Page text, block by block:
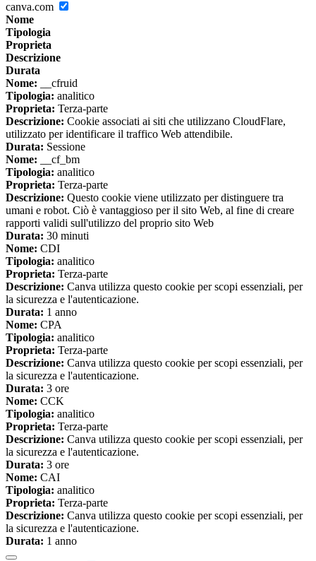
canva.com
Nome
Tipologia
Proprieta
Descrizione
Durata
Nome: __cfruid
Tipologia: analitico
Proprieta: Terza-parte
Descrizione: Cookie associati ai siti che utilizzano CloudFlare,
utilizzato per identificare il traffico Web attendibile.
Durata: Sessione
Nome: __cf_bm
Tipologia: analitico
Proprieta: Terza-parte
Descrizione: Questo cookie viene utilizzato per distinguere tra
umani e robot. Ciò è vantaggioso per il sito Web, al fine di creare
rapporti validi sull'utilizzo del proprio sito Web
Durata: 30 minuti
Nome: CDI
Tipologia: analitico
Proprieta: Terza-parte
Descrizione: Canva utilizza questo cookie per scopi essenziali, per
la sicurezza e l'autenticazione.
Durata: 1 anno
Nome: CPA
Tipologia: analitico
Proprieta: Terza-parte
Descrizione: Canva utilizza questo cookie per scopi essenziali, per
la sicurezza e l'autenticazione.
Durata: 3 ore
Nome: CCK
Tipologia: analitico
Proprieta: Terza-parte
Descrizione: Canva utilizza questo cookie per scopi essenziali, per
la sicurezza e l'autenticazione.
Durata: 3 ore
Nome: CAI
Tipologia: analitico
Proprieta: Terza-parte
Descrizione: Canva utilizza questo cookie per scopi essenziali, per
la sicurezza e l'autenticazione.
Durata: 1 anno